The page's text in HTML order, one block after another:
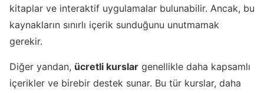
kitaplar ve interaktif uygulamalar bulunabilir. Ancak, bu
kaynakların sınırlı içerik sunduğunu unutmamak
gerekir.
Diğer yandan, ücretli kurslar genellikle daha kapsamlı
içerikler ve birebir destek sunar. Bu tür kurslar, daha